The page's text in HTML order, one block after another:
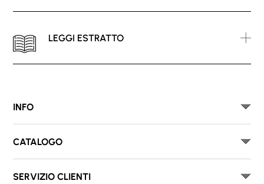
LEGGI ESTRATTO
INFO
CATALOGO
SERVIZIO CLIENTI